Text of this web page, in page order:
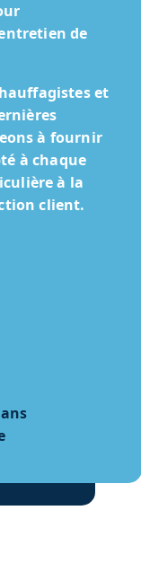
de
et
à fournir
à chaque
à la
client.